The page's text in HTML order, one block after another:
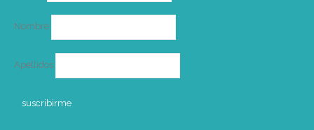
Nombre
Apellidos